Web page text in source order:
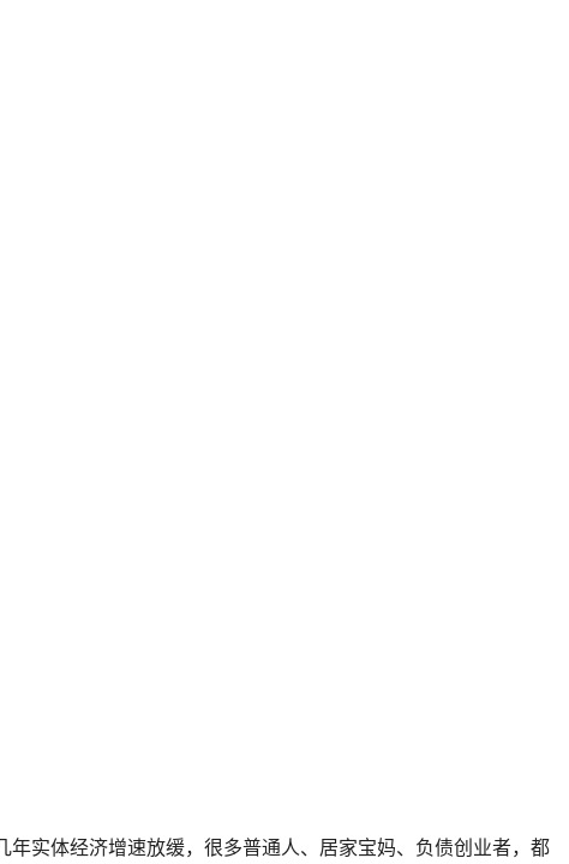
实体经济增速放缓，很多普通人、居家宝妈、负债创业者，都